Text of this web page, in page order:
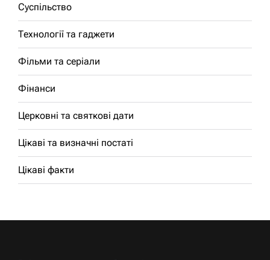
Суспільство
Технології та гаджети
Фільми та серіали
Фінанси
Церковні та святкові дати
Цікаві та визначні постаті
Цікаві факти